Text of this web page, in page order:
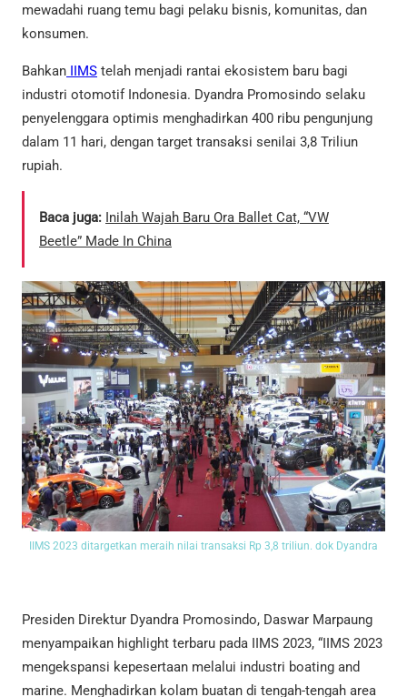
mewadahi ruang temu bagi pelaku bisnis, komunitas, dan
konsumen.
Bahkan IIMS telah menjadi rantai ekosistem baru bagi
industri otomotif Indonesia. Dyandra Promosindo selaku
penyelenggara optimis menghadirkan 400 ribu pengunjung
dalam 11 hari, dengan target transaksi senilai 3,8 Triliun
rupiah.
Baca juga: Inilah Wajah Baru Ora Ballet Cat, “VW
Beetle” Made In China
IIMS 2023 ditargetkan meraih nilai transaksi Rp 3,8 triliun. dok Dyandra
Presiden Direktur Dyandra Promosindo, Daswar Marpaung
menyampaikan highlight terbaru pada IIMS 2023, “IIMS 2023
mengekspansi kepesertaan melalui industri boating and
marine. Menghadirkan kolam buatan di tengah-tengah area